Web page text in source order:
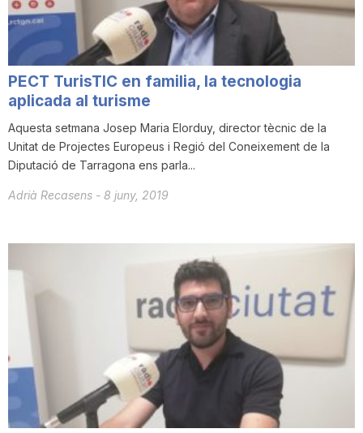
PECT TurisTIC en familia, la tecnologia
aplicada al turisme
Aquesta setmana Josep Maria Elorduy, director tècnic de la
Unitat de Projectes Europeus i Regió del Coneixement de la
Diputació de Tarragona ens parla...
Adrià Recasens - 8 juny, 2019